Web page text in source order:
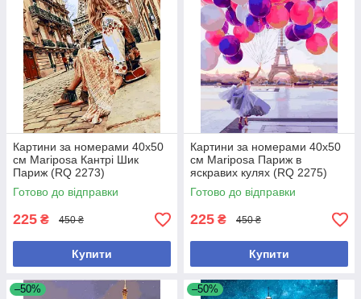
Картини за номерами 40х50
см Mariposa Кантрі Шик
Париж (RQ 2273)
Готово до відправки
225 ₴ 450 ₴
Купити
Картини за номерами 40х50
см Mariposa Париж в
яскравих кулях (RQ 2275)
Готово до відправки
225 ₴ 450 ₴
Купити
–50% –50%